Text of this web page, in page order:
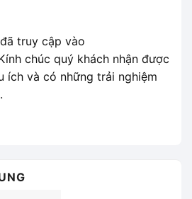
truy cập vào
chúc quý khách nhận được
ích và có những trải nghiệm